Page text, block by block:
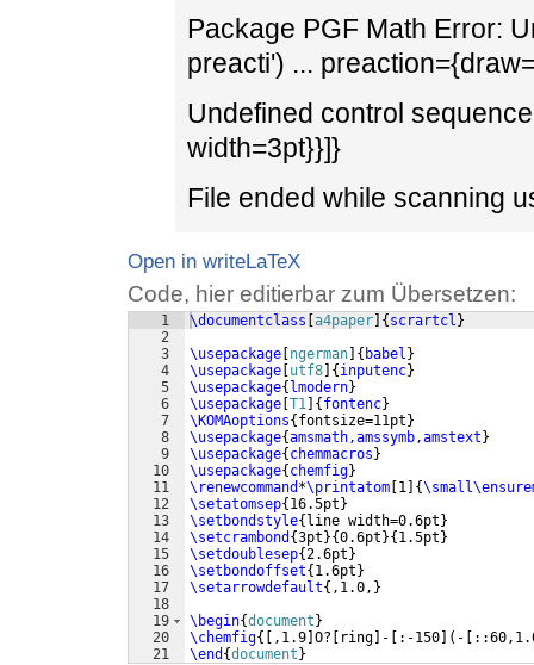
Package PGF Math Error:
preacti') ...
Undefined control
width=3pt}}]}
File ended while scanning
Open in writeLaTeX
Code, hier editierbar zum Übersetzen:
1
2
3
4
5
6
7
8
9
10
11
12
13
14
15
16
17
18
19
20
21
\documentclass a4paper { scrartcl }
\usepackage ngerman { babel }
\usepackage utf8 { inputenc}
\usepackage{ lmodern}
\usepackage T1 { fontenc}
\KOMAoptions{ fontsize=11pt }
\usepackage{amsmath,amssymb,amstext }
\usepackage{ chemmacros }
\usepackage{ chemfig}
\renewcommand *\printatom 1 {
\setatomsep{ 16.5pt }
\setbondstyle{ line width=0.6pt }
\setcrambond {3pt }{0.6pt }{ 1.5pt }
\setdoublesep{2.6pt }
\setbondoffset{ 1.6pt }
\setarrowdefault{ ,1.0, }
\begin{document }
\chemfig{[ ,1.9 O? ring - :-150 ( -
\end {document }